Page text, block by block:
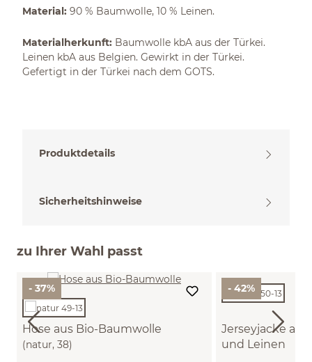
Material: 90 % Baumwolle, 10 % Leinen.
Materialherkunft: Baumwolle kbA aus der Türkei.
Leinen kbA aus Belgien. Gewirkt in der Türkei.
Gefertigt in der Türkei nach dem GOTS.
Produktdetails
Sicherheitshinweise
zu Ihrer Wahl passt
- 37%
Hose aus Bio-Baumwolle
(natur, 38)
- 42%
Jerseyjacke
und Leinen